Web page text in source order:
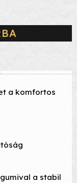
a komfortos
a stabil